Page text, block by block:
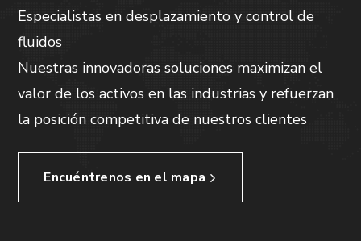
Especialistas en desplazamiento y control de
fluidos
Nuestras innovadoras soluciones maximizan el
valor de los activos en las industrias y refuerzan
la posición competitiva de nuestros clientes
Encuéntrenos en el mapa